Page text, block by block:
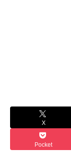
X
Pocket